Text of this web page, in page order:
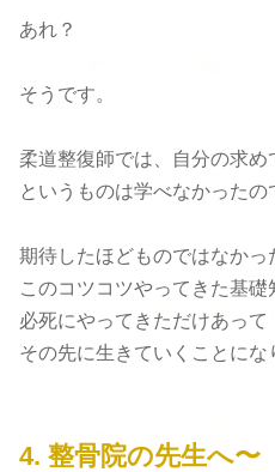
あれ？
そうです。
柔道整復師では、自分の求め
というものは学べなかったの
期待したほどものではなかっ
このコツコツやってきた基礎
必死にやってきただけあって
その先に生きていくことにな
4. 整骨院の先生へ〜